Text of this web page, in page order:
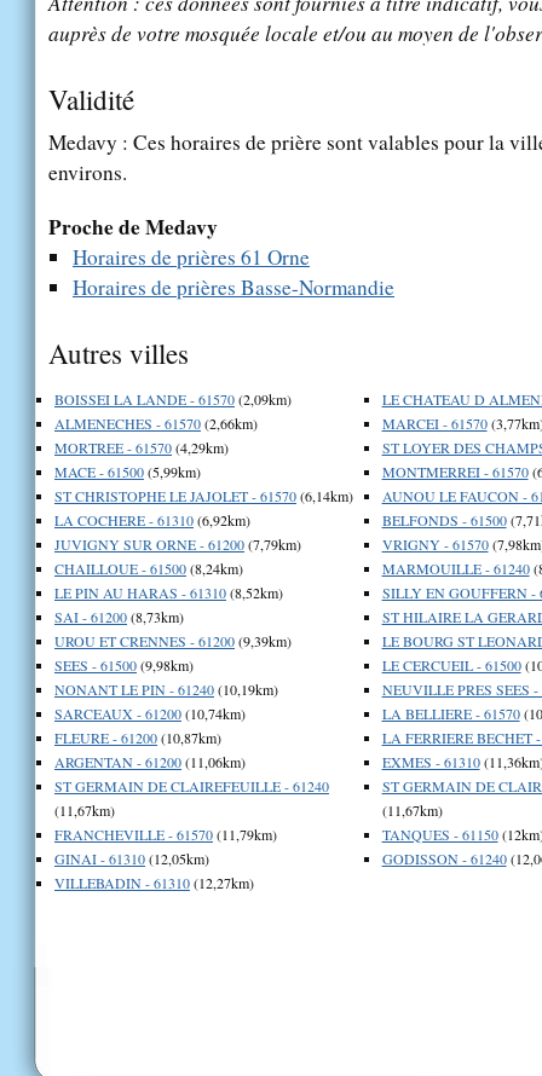
auprès de votre mosquée locale et/ou au moyen de
Validité
Medavy : Ces horaires de prière sont valables pour la
environs.
Proche de Medavy
Horaires de prières 61 Orne
Horaires de prières Basse-Normandie
Autres villes
BOISSEI LA LANDE - 61570(2,09km)
ALMENECHES - 61570(2,66km)
MORTREE - 61570(4,29km)
MACE - 61500(5,99km)
ST CHRISTOPHE LE JAJOLET - 61570(6,14km)
LA COCHERE - 61310(6,92km)
JUVIGNY SUR ORNE - 61200(7,79km)
CHAILLOUE - 61500(8,24km)
LE PIN AU HARAS - 61310(8,52km)
SAI - 61200(8,73km)
UROU ET CRENNES - 61200(9,39km)
SEES - 61500(9,98km)
NONANT LE PIN - 61240(10,19km)
SARCEAUX - 61200(10,74km)
FLEURE - 61200(10,87km)
ARGENTAN - 61200(11,06km)
ST GERMAIN DE CLAIREFEUILLE - 61240
(11,67km)
FRANCHEVILLE - 61570(11,79km)
GINAI - 61310(12,05km)
VILLEBADIN - 61310(12,27km)
LE CHATEAU D
MARCEI - 61570
ST LOYER DES
MONTMERREI - 61570
AUNOU LE FAUCON -
BELFONDS - 61500
VRIGNY - 61570
MARMOUILLE - 61240
SILLY EN GOUFFERN -
ST HILAIRE LA
LE BOURG ST
LE CERCUEIL - 61500
NEUVILLE PRES SEES -
LA BELLIERE - 61570
LA FERRIERE BECHET
EXMES - 61310
ST GERMAIN DE
(11,67km)
TANQUES - 61150
GODISSON - 61240